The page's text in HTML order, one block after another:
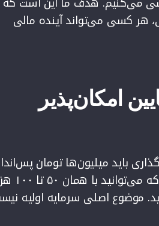
هر کسی می‌تواند آینده مالی
امکان‌پذیر
باید میلیون‌ها تومان
داشته باشند. این باور غلط است.
موضوع اصلی سرمایه اولیه